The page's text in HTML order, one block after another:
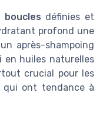
boucles définies et
profond une
après-shampoing
en huiles naturelles
crucial pour les
qui ont tendance à